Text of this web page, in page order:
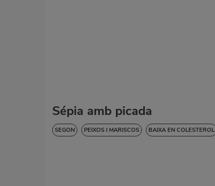
Sépia amb picada
SEGON PEIXOS I MARISCOS BAIXA EN COLESTEROL